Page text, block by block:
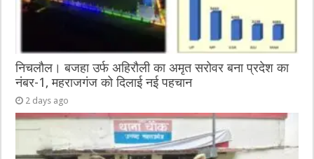
निचलौल। बजहा उर्फ अहिरौली का अमृत सरोवर बना प्रदेश का
नंबर-1, महराजगंज को दिलाई नई पहचान
2 days ago